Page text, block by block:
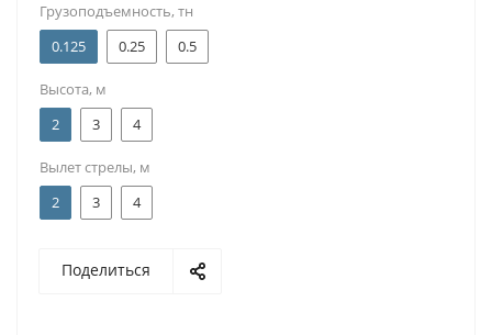
Грузоподъемность, тн
0.125
0.25 0.5
Высота, м
2
3 4
Вылет стрелы, м
2
3 4
Поделиться